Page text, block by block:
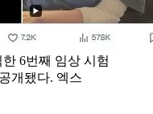
6번째 임상 시험
개됐다. 엑스